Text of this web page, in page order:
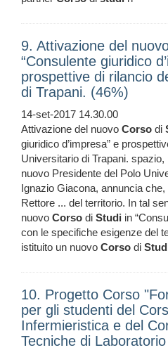
9. Attivazione del
“Consulente giuridico
prospettive di rilancio
di Trapani. (46%)
14-set-2017 14.30.00
Attivazione del nuovo Corso di
giuridico d’impresa” e
Universitario di Trapani.
nuovo Presidente del Polo
Ignazio Giacona, annuncia
Rettore ... del territorio. In tal
nuovo Corso di Studi in
con le specifiche esigenze del
istituito un nuovo Corso di
10. Progetto Corso
per gli studenti del
Infermieristica e del
Tecniche di